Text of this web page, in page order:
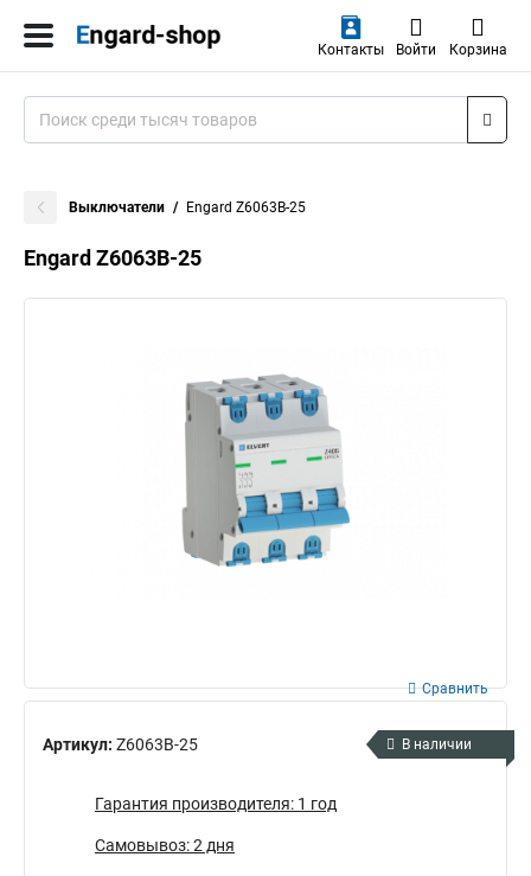
Контакты Войти Корзина
Выключатели Engard Z6063B-25
Engard Z6063B-25
Артикул: Z6063B-25
Сравнить
В наличии
Гарантия производителя: 1 год
Самовывоз: 2 дня